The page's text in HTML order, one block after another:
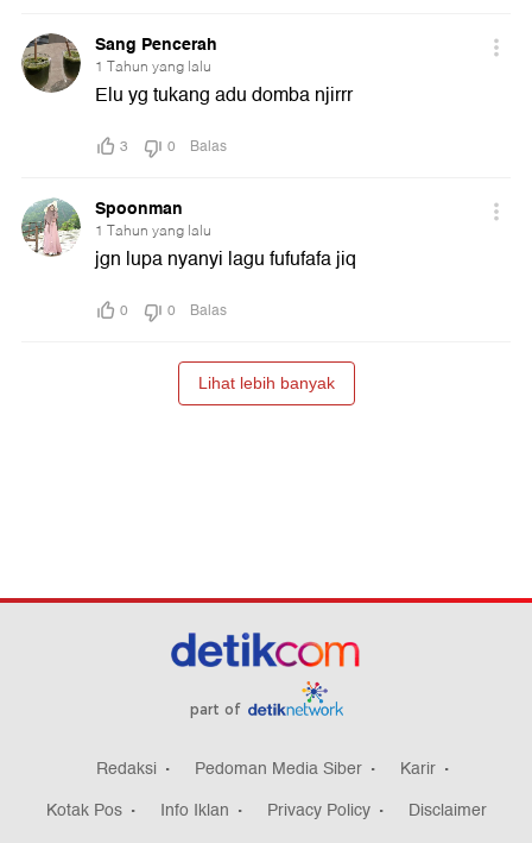
part of
Redaksi Pedoman Media Siber
Karir
Kotak Pos
Info Iklan Privacy Policy Disclaimer